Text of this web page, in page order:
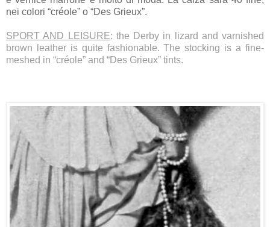
nei colori “créole” o “Des Grieux”.
SPORT AND LEISURE: the Derby in lizard and varnished
brown leather is quite fashionable. The stocking is a fine-
meshed in “créole” and “Des Grieux” tints.